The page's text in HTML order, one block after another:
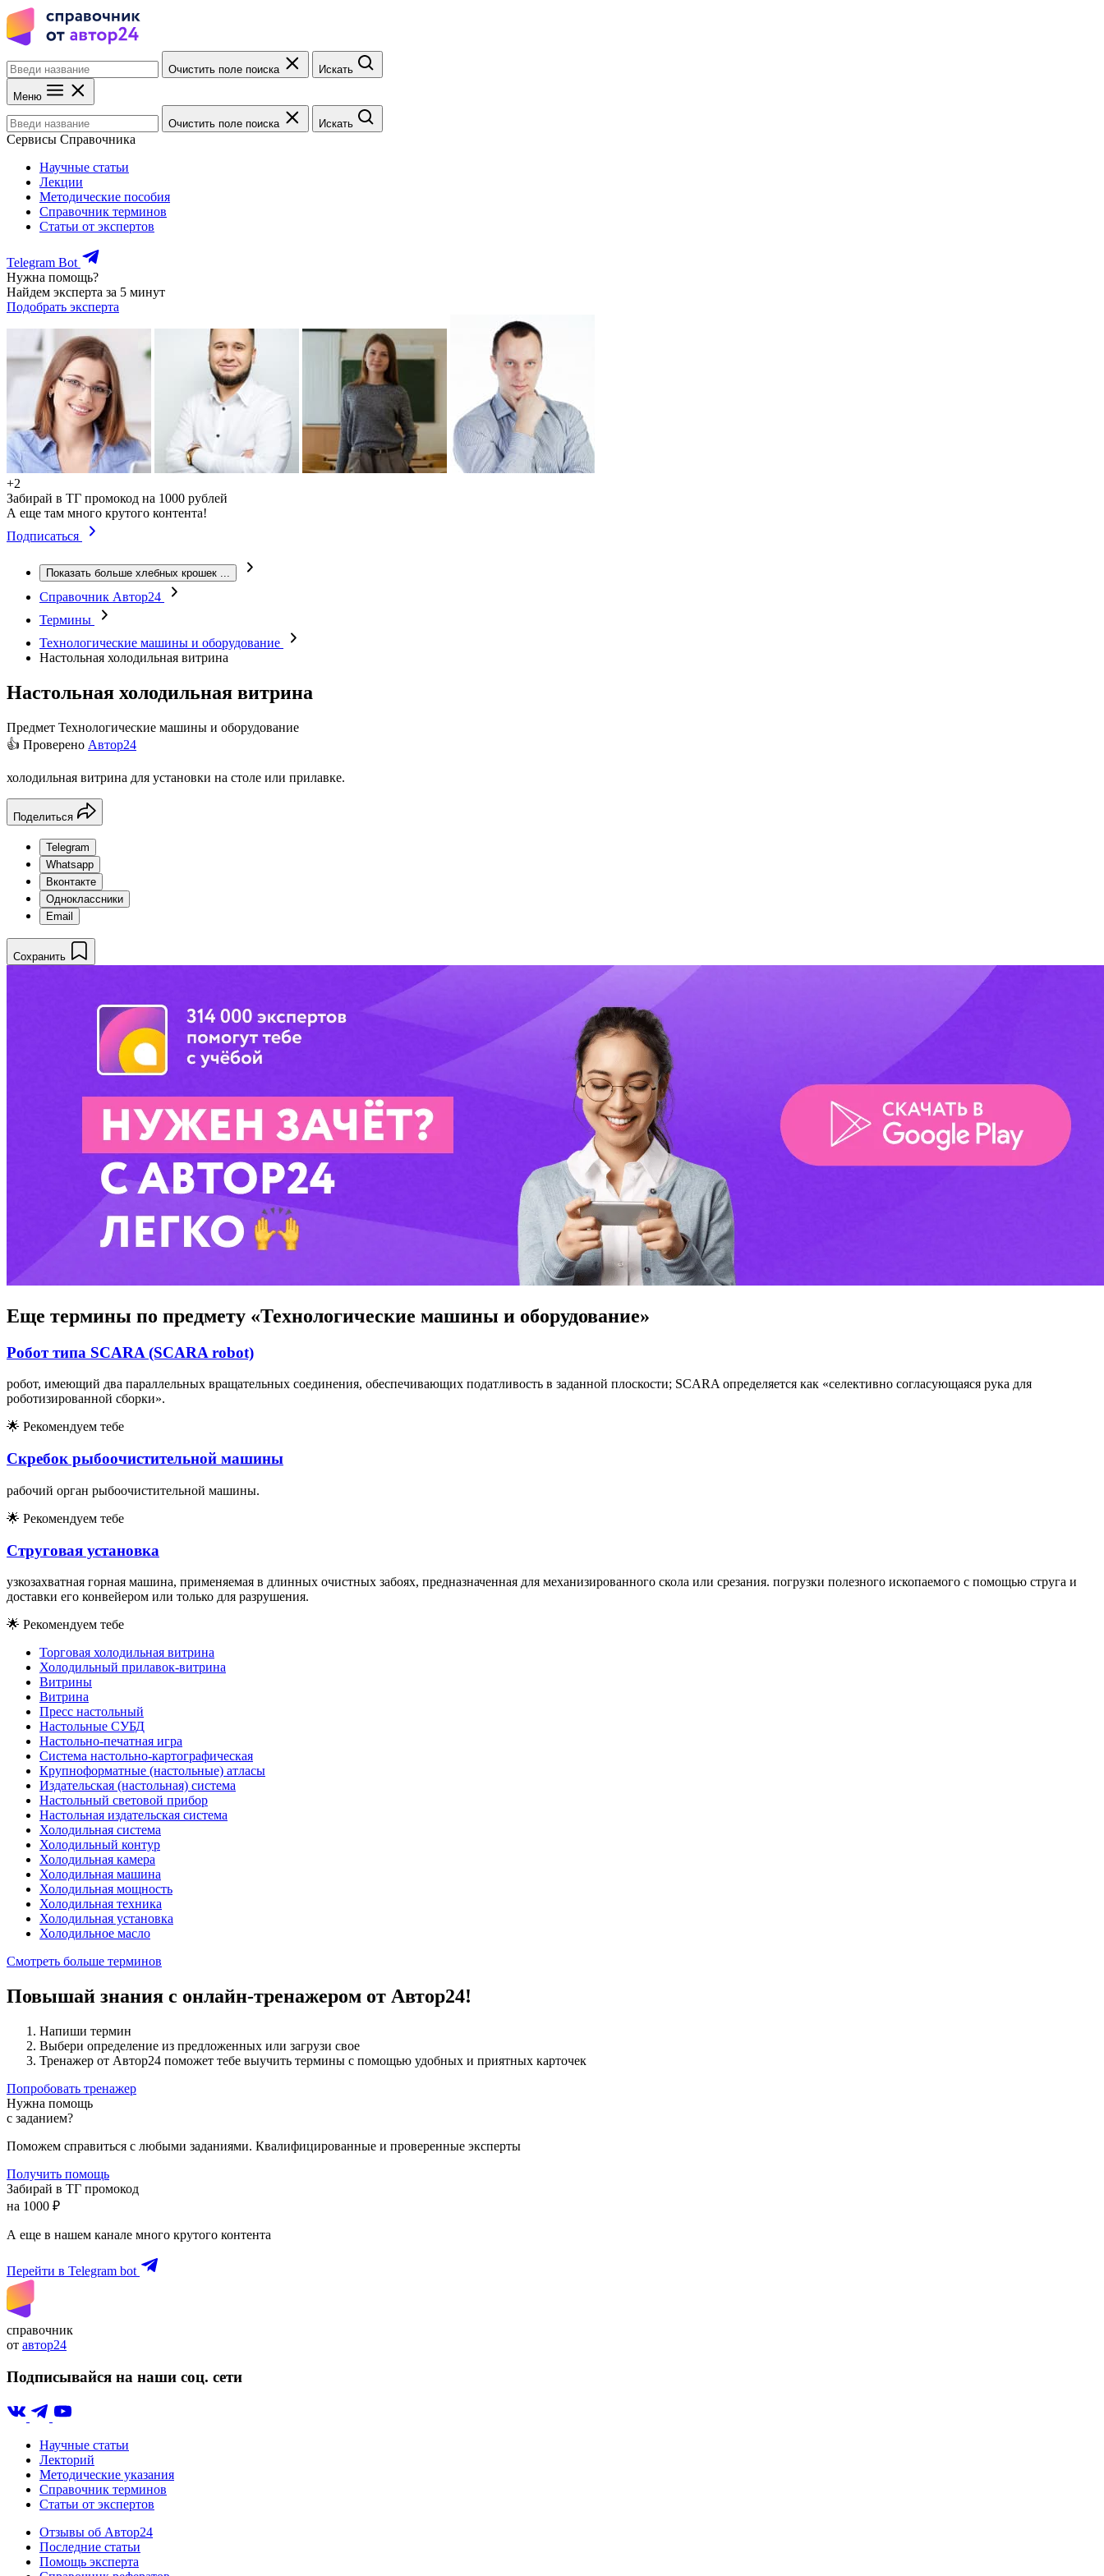
Очистить поле поиска Искать
Меню
Очистить поле поиска Искать
Сервисы Справочника
Научные статьи
Лекции
Методические пособия
Справочник терминов
Статьи от экспертов
Telegram Bot
Нужна помощь?
Найдем эксперта за 5 минут
Подобрать эксперта
+2
Забирай в ТГ промокод на 1000 рублей
А еще там много крутого контента!
Подписаться
Показать больше хлебных крошек ...
Справочник Автор24
Термины
Технологические машины и оборудование
Настольная холодильная витрина
Настольная холодильная витрина
Предмет Технологические машины и оборудование
👍 Проверено Автор24
холодильная витрина для установки на столе или прилавке.
Поделиться
Telegram
Whatsapp
Вконтакте
Одноклассники
Email
Сохранить
Еще термины по предмету «Технологические машины и оборудование»
Робот типа SCARA (SCARA robot)
робот, имеющий два параллельных вращательных соединения, обеспечивающих податливость в заданной плоскости; SCARA определяется как «селективно согласующаяся рука для
роботизированной сборки».
🌟 Рекомендуем тебе
Скребок рыбоочистительной машины
рабочий орган рыбоочистительной машины.
🌟 Рекомендуем тебе
Струговая установка
узкозахватная горная машина, применяемая в длинных очистных забоях, предназначенная для механизированного скола или срезания. погрузки полезного ископаемого с помощью струга и
доставки его конвейером или только для разрушения.
🌟 Рекомендуем тебе
Торговая холодильная витрина
Холодильный прилавок-витрина
Витрины
Витрина
Пресс настольный
Настольные СУБД
Настольно-печатная игра
Система настольно-картографическая
Крупноформатные (настольные) атласы
Издательская (настольная) система
Настольный световой прибор
Настольная издательская система
Холодильная система
Холодильный контур
Холодильная камера
Холодильная машина
Холодильная мощность
Холодильная техника
Холодильная установка
Холодильное масло
Смотреть больше терминов
Повышай знания с онлайн-тренажером от Автор24!
Напиши термин
Выбери определение из предложенных или загрузи свое
Тренажер от Автор24 поможет тебе выучить термины с помощью удобных и приятных карточек
Попробовать тренажер
Нужна помощь
с заданием?
Поможем справиться с любыми заданиями. Квалифицированные и проверенные эксперты
Получить помощь
Забирай в ТГ промокод
на 1000 ₽
А еще в нашем канале много крутого контента
Перейти в Telegram bot
справочник
от автор24
Подписывайся на наши соц. сети
Научные статьи
Лекторий
Методические указания
Справочник терминов
Статьи от экспертов
Отзывы об Автор24
Последние статьи
Помощь эксперта